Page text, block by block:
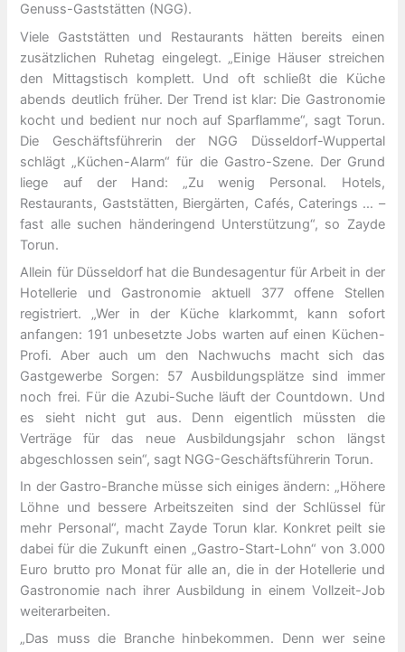
Genuss-Gaststätten (NGG).
Viele Gaststätten und Restaurants hätten bereits einen
zusätzlichen Ruhetag eingelegt. „Einige Häuser streichen
den Mittagstisch komplett. Und oft schließt die Küche
abends deutlich früher. Der Trend ist klar: Die Gastronomie
kocht und bedient nur noch auf Sparflamme“, sagt Torun.
Die Geschäftsführerin der NGG Düsseldorf-Wuppertal
schlägt „Küchen-Alarm“ für die Gastro-Szene. Der Grund
liege auf der Hand: „Zu wenig Personal. Hotels,
Restaurants, Gaststätten, Biergärten, Cafés, Caterings … –
fast alle suchen händeringend Unterstützung“, so Zayde
Torun.
Allein für Düsseldorf hat die Bundesagentur für Arbeit in der
Hotellerie und Gastronomie aktuell 377 offene Stellen
registriert. „Wer in der Küche klarkommt, kann sofort
anfangen: 191 unbesetzte Jobs warten auf einen Küchen-
Profi. Aber auch um den Nachwuchs macht sich das
Gastgewerbe Sorgen: 57 Ausbildungsplätze sind immer
noch frei. Für die Azubi-Suche läuft der Countdown. Und
es sieht nicht gut aus. Denn eigentlich müssten die
Verträge für das neue Ausbildungsjahr schon längst
abgeschlossen sein“, sagt NGG-Geschäftsführerin Torun.
In der Gastro-Branche müsse sich einiges ändern: „Höhere
Löhne und bessere Arbeitszeiten sind der Schlüssel für
mehr Personal“, macht Zayde Torun klar. Konkret peilt sie
dabei für die Zukunft einen „Gastro-Start-Lohn“ von 3.000
Euro brutto pro Monat für alle an, die in der Hotellerie und
Gastronomie nach ihrer Ausbildung in einem Vollzeit-Job
weiterarbeiten.
„Das muss die Branche hinbekommen. Denn wer seine